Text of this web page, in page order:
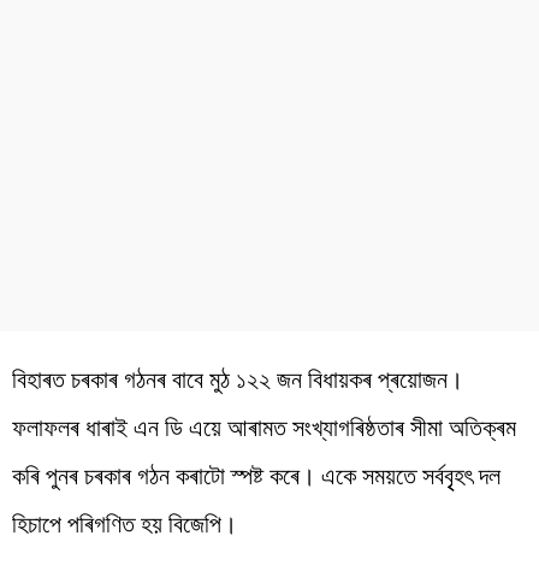
বিহাৰত চৰকাৰ গঠনৰ বাবে মুঠ ১২২ জন বিধায়কৰ প্ৰয়োজন।
ফলাফলৰ ধাৰাই এন ডি এয়ে আৰামত সংখ্যাগৰিষ্ঠতাৰ সীমা অতিক্ৰম
কৰি পুনৰ চৰকাৰ গঠন কৰাটো স্পষ্ট কৰে। একে সময়তে সৰ্ববৃৃহৎ দল
হিচাপে পৰিগণিত হয় বিজেপি।